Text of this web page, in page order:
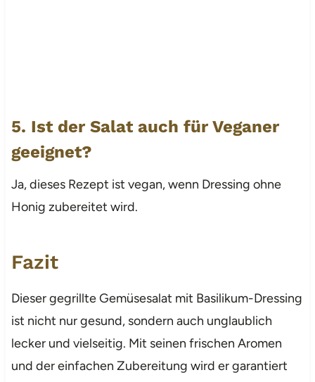
5. Ist der Salat auch für Veganer
geeignet?
Ja, dieses Rezept ist vegan, wenn Dressing ohne
Honig zubereitet wird.
Fazit
Dieser gegrillte Gemüsesalat mit Basilikum-Dressing
ist nicht nur gesund, sondern auch unglaublich
lecker und vielseitig. Mit seinen frischen Aromen
und der einfachen Zubereitung wird er garantiert